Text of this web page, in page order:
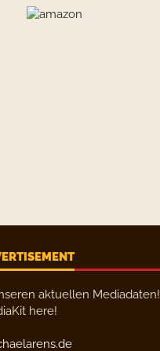
aktuellen Mediadaten!
here!